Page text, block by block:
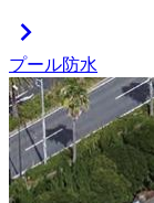
chevron_right
プール防水